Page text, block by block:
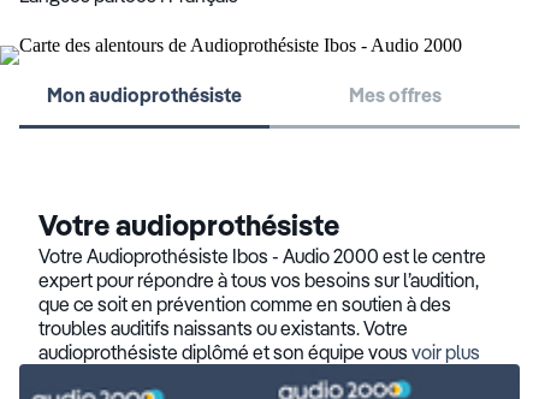
Mon audioprothésiste Mes offres
Votre audioprothésiste
Votre Audioprothésiste Ibos - Audio 2000 est le centre
expert pour répondre à tous vos besoins sur l’audition,
que ce soit en prévention comme en soutien à des
troubles auditifs naissants ou existants. Votre
audioprothésiste diplômé et son équipe vous voir plus